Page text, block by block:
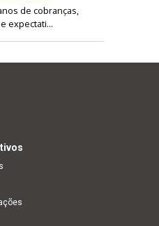
de cobranças,
expectati...